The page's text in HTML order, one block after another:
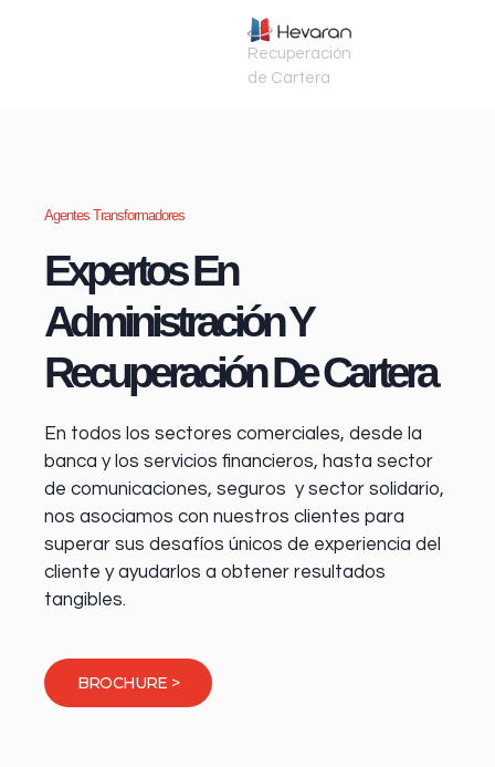
Recuperación
de Cartera
Agentes Transformadores
Expertos En
Administración Y
Recuperación De Cartera
En todos los sectores comerciales, desde la
banca y los servicios financieros, hasta sector
de comunicaciones, seguros y sector solidario,
nos asociamos con nuestros clientes para
superar sus desafíos únicos de experiencia del
cliente y ayudarlos a obtener resultados
tangibles.
BROCHURE >